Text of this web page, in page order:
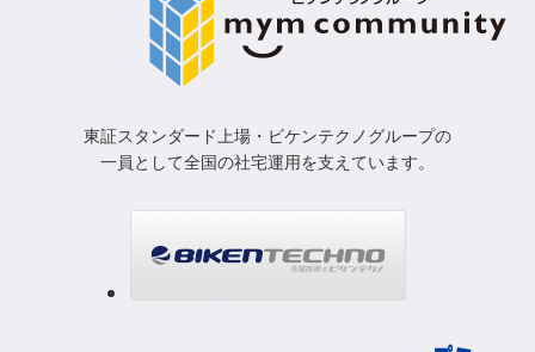
東証スタンダード上場・ビケンテクノグループの
一員として全国の社宅運用を支えています。